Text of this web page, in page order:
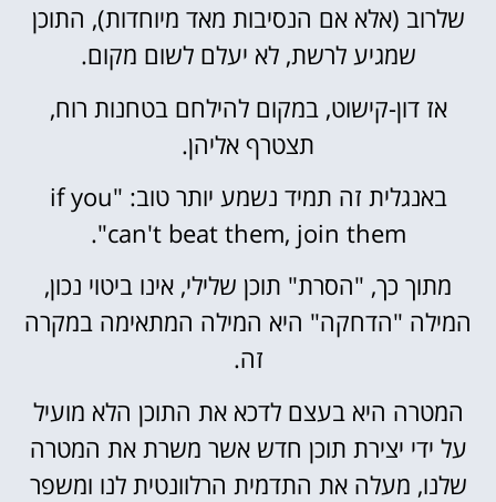
שלרוב (אלא אם הנסיבות מאד מיוחדות), התוכן
שמגיע לרשת, לא יעלם לשום מקום.
אז דון-קישוט, במקום להילחם בטחנות רוח,
תצטרף אליהן.
באנגלית זה תמיד נשמע יותר טוב: "if you
can't beat them, join them".
מתוך כך, "הסרת" תוכן שלילי, אינו ביטוי נכון,
המילה "הדחקה" היא המילה המתאימה במקרה
זה.
המטרה היא בעצם לדכא את התוכן הלא מועיל
על ידי יצירת תוכן חדש אשר משרת את המטרה
שלנו, מעלה את התדמית הרלוונטית לנו ומשפר